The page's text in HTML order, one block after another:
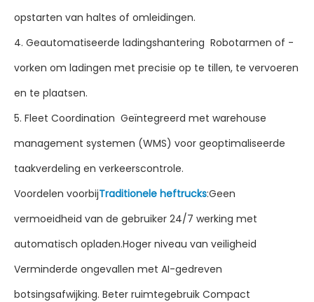
opstarten van haltes of omleidingen.
4. Geautomatiseerde ladingshantering ️ Robotarmen of -
vorken om ladingen met precisie op te tillen, te vervoeren
en te plaatsen.
5. Fleet Coordination ️ Geïntegreerd met warehouse
management systemen (WMS) voor geoptimaliseerde
taakverdeling en verkeerscontrole.
Voordelen voorbijTraditionele heftrucks:Geen
vermoeidheid van de gebruiker 24/7 werking met
automatisch opladen.Hoger niveau van veiligheid
Verminderde ongevallen met AI-gedreven
botsingsafwijking. Beter ruimtegebruik Compact